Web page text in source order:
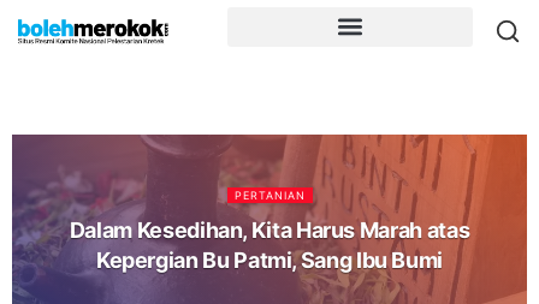
PERTANIAN
Dalam Kesedihan, Kita Harus Marah atas
Kepergian Bu Patmi, Sang Ibu Bumi